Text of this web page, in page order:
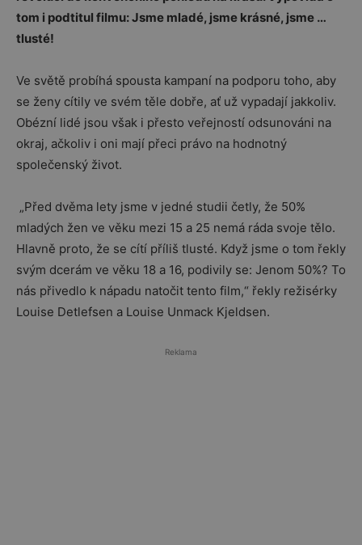
tom i podtitul filmu: Jsme mladé, jsme krásné, jsme …
tlusté!
Ve světě probíhá spousta kampaní na podporu toho, aby
se ženy cítily ve svém těle dobře, ať už vypadají jakkoliv.
Obézní lidé jsou však i přesto veřejností odsunováni na
okraj, ačkoliv i oni mají přeci právo na hodnotný
společenský život.
„Před dvěma lety jsme v jedné studii četly, že 50%
mladých žen ve věku mezi 15 a 25 nemá ráda svoje tělo.
Hlavně proto, že se cítí příliš tlusté. Když jsme o tom řekly
svým dcerám ve věku 18 a 16, podivily se: Jenom 50%? To
nás přivedlo k nápadu natočit tento film,“ řekly režisérky
Louise Detlefsen a Louise Unmack Kjeldsen.
Reklama